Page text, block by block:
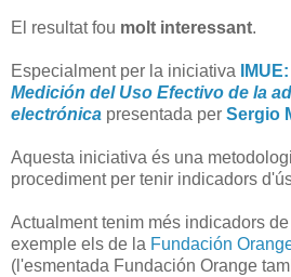
El resultat fou molt interessant.
Especialment per la iniciativa IMUE:
Medición del Uso Efectivo de la
electrónica presentada per Sergio
Aquesta iniciativa és una
procediment per tenir indicadors
Actualment tenim més indicadors
exemple els de la Fundación
(l'esmentada Fundación Orange